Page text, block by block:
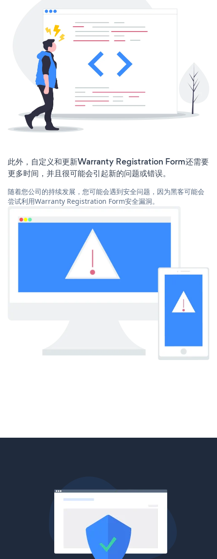
此外，自定义和更新Warranty Registration Form还需要
更多时间，并且很可能会引起新的问题或错误。
随着您公司的持续发展，您可能会遇到安全问题，因为黑客可能会
尝试利用Warranty Registration Form安全漏洞。